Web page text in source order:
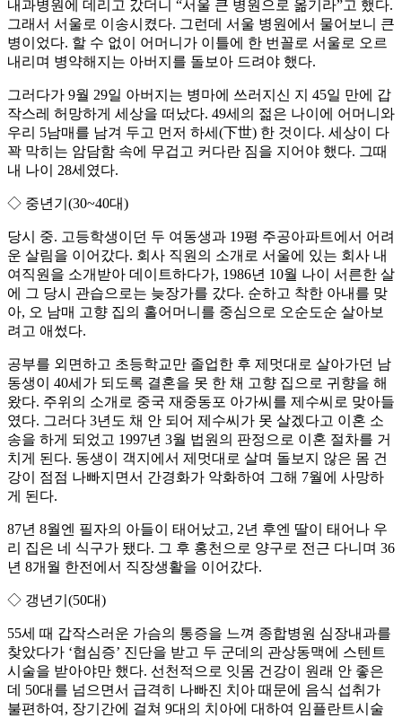
내과병원에 데리고 갔더니 “서울 큰 병원으로 옮기라”고 했다.
그래서 서울로 이송시켰다. 그런데 서울 병원에서 물어보니 큰
병이었다. 할 수 없이 어머니가 이틀에 한 번꼴로 서울로 오르
내리며 병약해지는 아버지를 돌보아 드려야 했다.
그러다가 9월 29일 아버지는 병마에 쓰러지신 지 45일 만에 갑
작스레 허망하게 세상을 떠났다. 49세의 젊은 나이에 어머니와
우리 5남매를 남겨 두고 먼저 하세(下世) 한 것이다. 세상이 다
꽉 막히는 암담함 속에 무겁고 커다란 짐을 지어야 했다. 그때
내 나이 28세였다.
◇ 중년기(30~40대)
당시 중. 고등학생이던 두 여동생과 19평 주공아파트에서 어려
운 살림을 이어갔다. 회사 직원의 소개로 서울에 있는 회사 내
여직원을 소개받아 데이트하다가, 1986년 10월 나이 서른한 살
에 그 당시 관습으로는 늦장가를 갔다. 순하고 착한 아내를 맞
아, 오 남매 고향 집의 홀어머니를 중심으로 오순도순 살아보
려고 애썼다.
공부를 외면하고 초등학교만 졸업한 후 제멋대로 살아가던 남
동생이 40세가 되도록 결혼을 못 한 채 고향 집으로 귀향을 해
왔다. 주위의 소개로 중국 재중동포 아가씨를 제수씨로 맞아들
였다. 그러다 3년도 채 안 되어 제수씨가 못 살겠다고 이혼 소
송을 하게 되었고 1997년 3월 법원의 판정으로 이혼 절차를 거
치게 된다. 동생이 객지에서 제멋대로 살며 돌보지 않은 몸 건
강이 점점 나빠지면서 간경화가 악화하여 그해 7월에 사망하
게 된다.
87년 8월엔 필자의 아들이 태어났고, 2년 후엔 딸이 태어나 우
리 집은 네 식구가 됐다. 그 후 홍천으로 양구로 전근 다니며 36
년 8개월 한전에서 직장생활을 이어갔다.
◇ 갱년기(50대)
55세 때 갑작스러운 가슴의 통증을 느껴 종합병원 심장내과를
찾았다가 ‘협심증’ 진단을 받고 두 군데의 관상동맥에 스텐트
시술을 받아야만 했다. 선천적으로 잇몸 건강이 원래 안 좋은
데 50대를 넘으면서 급격히 나빠진 치아 때문에 음식 섭취가
불편하여, 장기간에 걸쳐 9대의 치아에 대하여 임플란트시술